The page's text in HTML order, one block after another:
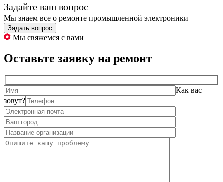
Задайте ваш вопрос
Мы знаем все о ремонте промышленной электроники
Задать вопрос
Мы свяжемся с вами
Оставьте заявку на ремонт
Как вас
зовут?